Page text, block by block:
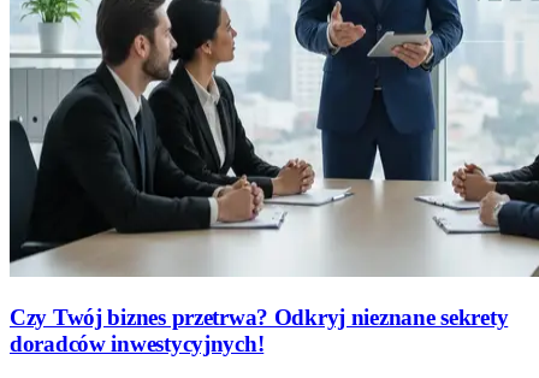
Czy Twój biznes przetrwa? Odkryj nieznane sekrety
doradców inwestycyjnych!